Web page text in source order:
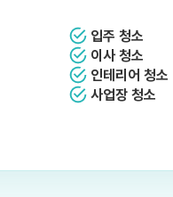
입주 청소
이사 청소
인테리어 청소
사업장 청소